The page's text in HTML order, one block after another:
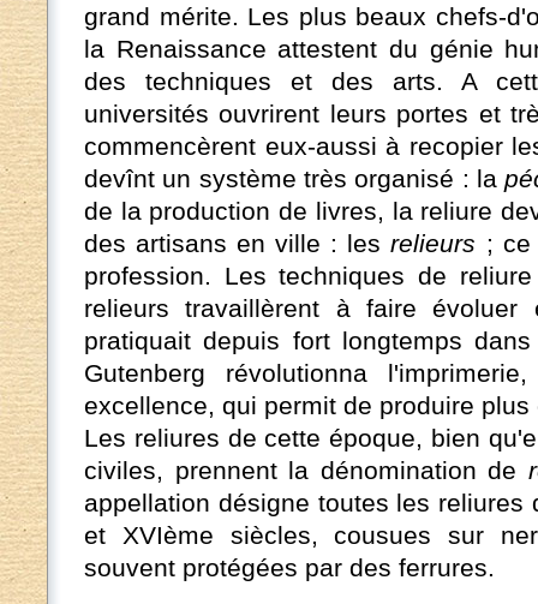
grand mérite. Les plus beaux chefs-
la Renaissance attestent du génie
des techniques et des arts. A
universités ouvrirent leurs portes et
commencèrent eux-aussi à recopier
devînt un système très organisé : la
de la production de livres, la reliure
des artisans en ville : lesrelieurs ; ce
profession. Les techniques de
relieurs travaillèrent à faire
pratiquait depuis fort longtemps
Gutenberg révolutionna
excellence, qui permit de produire plus
Les reliures de cette époque, bien
civiles, prennent la dénomination de
appellation désigne toutes les reliures
et XVIème siècles, cousues sur
souvent protégées par des ferrures.